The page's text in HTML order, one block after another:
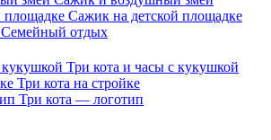
Сажик на детской площадке
Семейный отдых
Три кота и часы с кукушкой
Три кота на стройке
Три кота — логотип